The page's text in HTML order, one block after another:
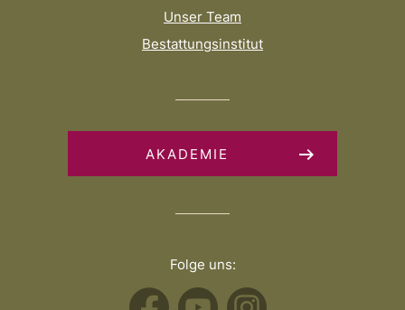
Unser Team
Bestattungsinstitut
AKADEMIE
Folge uns: